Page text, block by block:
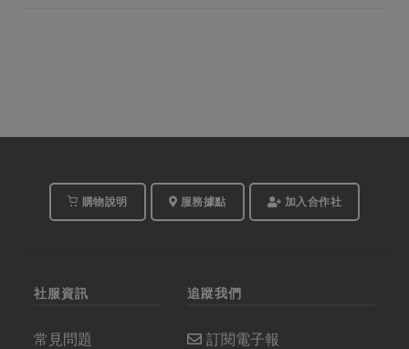
購物說明 服務據點 加入合作社
社服資訊
常見問題
追蹤我們
訂閱電子報